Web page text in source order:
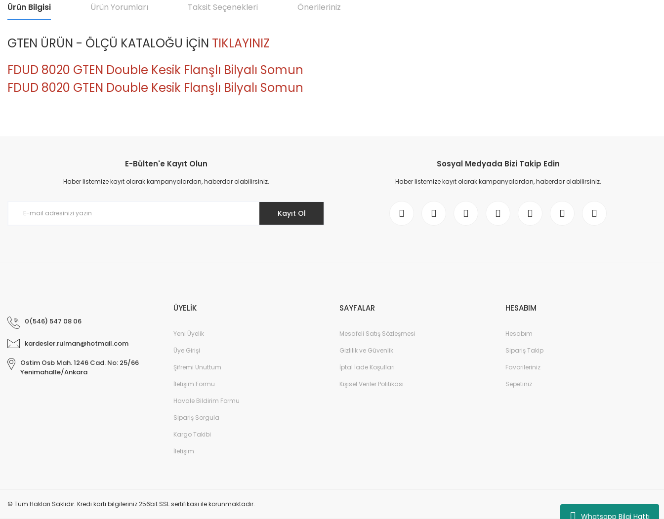
Whatsapp Bilgi Hattı
Ürün Bilgisi Ürün Yorumları Taksit Seçenekleri Önerileriniz
GTEN ÜRÜN - ÖLÇÜ KATALOĞU İÇİN TIKLAYINIZ
FDUD 8020 GTEN Double Kesik Flanşlı Bilyalı Somun
FDUD 8020 GTEN Double Kesik Flanşlı Bilyalı Somun
Ürün resmi kalitesiz, bozuk veya görüntülenemiyor.
Ürün açıklamasında eksik bilgiler bulunuyor.
E-Bülten'e Kayıt Olun
Haber listemize kayıt olarak kampanyalardan, haberdar olabilirsiniz.
Kayıt Ol
Sosyal Medyada Bizi Takip Edin
Haber listemize kayıt olarak kampanyalardan, haberdar olabilirsiniz.
0(546) 547 08 06
kardesler.rulman@hotmail.com
Ostim Osb Mah. 1246 Cad. No: 25/66
Yenimahalle/Ankara
ÜYELİK
Yeni Üyelik
Üye Girişi
Şifremi Unuttum
İletişim Formu
Havale Bildirim Formu
Sipariş Sorgula
Kargo Takibi
İletişim
SAYFALAR
Mesafeli Satış Sözleşmesi
Gizlilik ve Güvenlik
İptal İade Koşullari
Kişisel Veriler Politikası
HESABIM
Hesabım
Sipariş Takip
Favorileriniz
Sepetiniz
© Tüm Hakları Saklıdır. Kredi kartı bilgileriniz 256bit SSL sertifikası ile korunmaktadır.